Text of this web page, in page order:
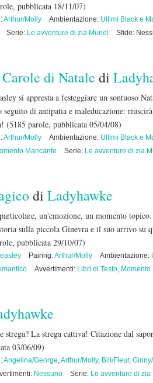
pubblicata 18/11/07)
Arthur/Molly Ambientazione: Ultimi Black e
Serie: Le avventure di zia Muriel Sfide:
di Natale di
si appresta a festeggiare un sontuoso
di antipatia e maleducazione:
(5185 parole, pubblicata 05/04/08)
Arthur/Molly Ambientazione: Ultimi Black e
Mancante Serie: Le avventure di zia
di Ladyhawke
un'emozione, un momento
sulla piccola Ginevra e il suo arrivo su
pubblicata 29/10/07)
Pairing:Arthur/Molly Ambientazione:
Avvertimenti: Libri di Testo, Momento
strega? La strega cattiva! Citazione dal
03/06/09)
Angelina/George,Arthur/Molly, Bill/Fleur,
Nessuno Serie: Le avventure di zia